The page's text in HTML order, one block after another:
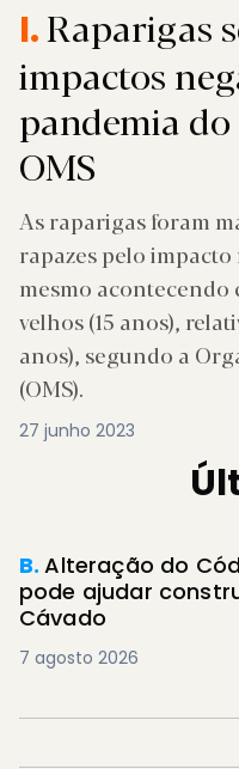
I.Raparigas
impactos
pandemia
OMS
As raparigas foram
rapazes pelo
mesmo acontecendo
velhos (15 anos),
anos), segundo a
(OMS).
27 junho 2023
B.Alteração do Código das Expropriações
pode ajudar
Cávado
7 agosto 2026